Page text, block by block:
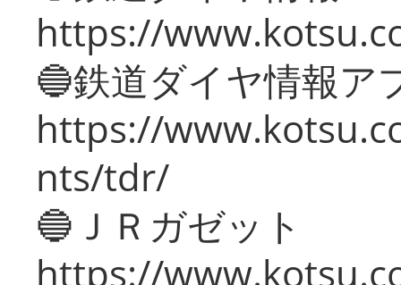
https://
🔵鉄道ダイヤ情報ア
https://
nts/tdr/
🔵ＪＲガゼット
https://